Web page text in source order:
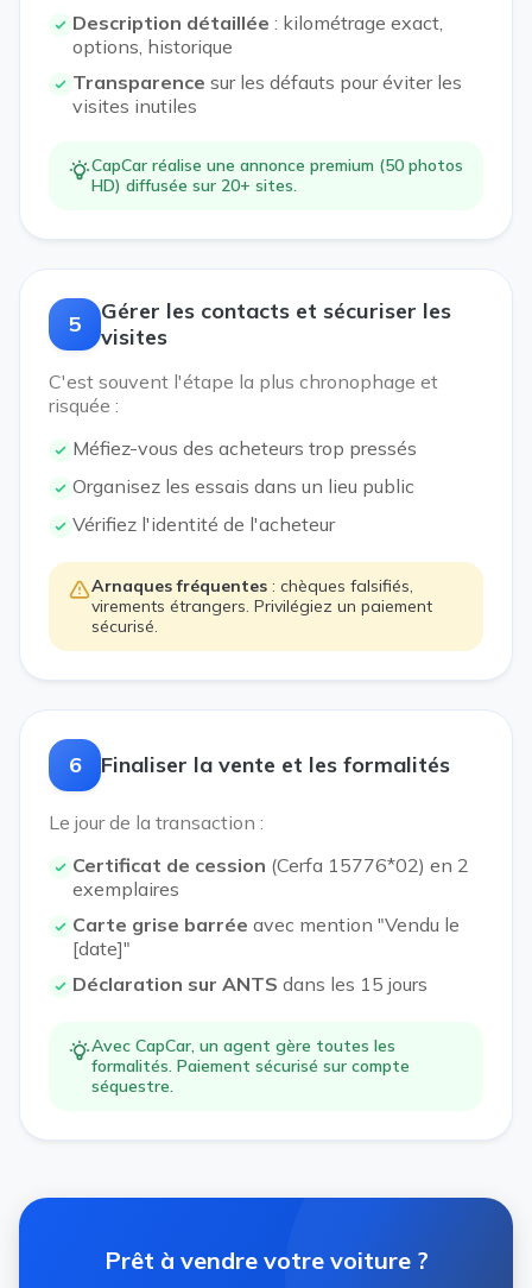
Description détaillée : kilométrage exact,
options, historique
Transparence sur les défauts pour éviter les
visites inutiles
CapCar réalise une annonce premium (50 photos
HD) diffusée sur 20+ sites.
5
Gérer les contacts et sécuriser les
visites
C'est souvent l'étape la plus chronophage et
risquée :
Méfiez-vous des acheteurs trop pressés
Organisez les essais dans un lieu public
Vérifiez l'identité de l'acheteur
Arnaques fréquentes : chèques falsifiés,
virements étrangers. Privilégiez un paiement
sécurisé.
6 Finaliser la vente et les formalités
Le jour de la transaction :
Certificat de cession (Cerfa 15776*02) en 2
exemplaires
Carte grise barrée avec mention "Vendu le
[date]"
Déclaration sur ANTS dans les 15 jours
Avec CapCar, un agent gère toutes les
formalités. Paiement sécurisé sur compte
séquestre.
Prêt à vendre votre voiture ?